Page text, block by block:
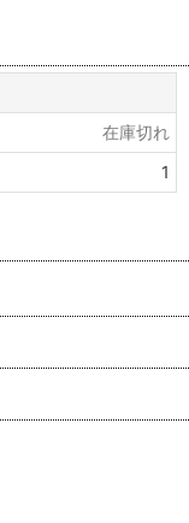
在庫切れ
1